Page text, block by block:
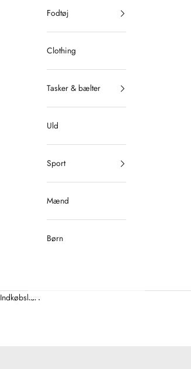
Fodtøj
Clothing
Tasker & bælter
Uld
Sport
Mænd
Børn
Indkøbskurv